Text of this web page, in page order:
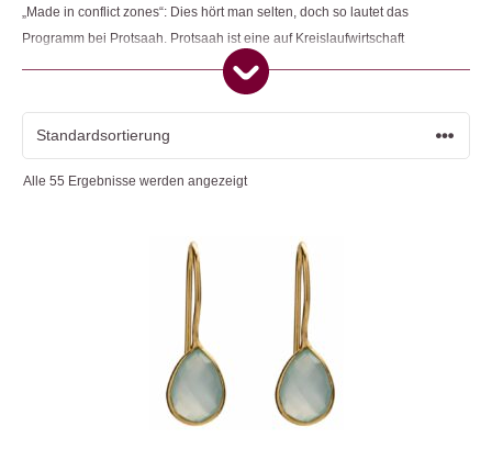
„Made in conflict zones“: Dies hört man selten, doch so lautet das
Programm bei Protsaah. Protsaah ist eine auf Kreislaufwirtschaft
ausgerichtete, ethische Lifestyle-Marke. Die in Zürich entworfenen
Kollektionen werden in fairen Werkstätten in Gemeinschaften von
Kunsthandwerkenden, die von politischer und wirtschaftlicher Instabilität
betroffen sind, handgefertigt. Das Unternehmen unterstützt
wiederverwendet werden kann.
Saloni Duggal Shrestha, Gründerin von Protsaah, mag keine Labels,
beschreibt sich jedoch als soziale Unternehmerin und liebt Design, Kunst
und Menschen. Protsaah ist mutig, neugierig, bewusst und elegant. Hier
Alle 55 Ergebnisse werden angezeigt